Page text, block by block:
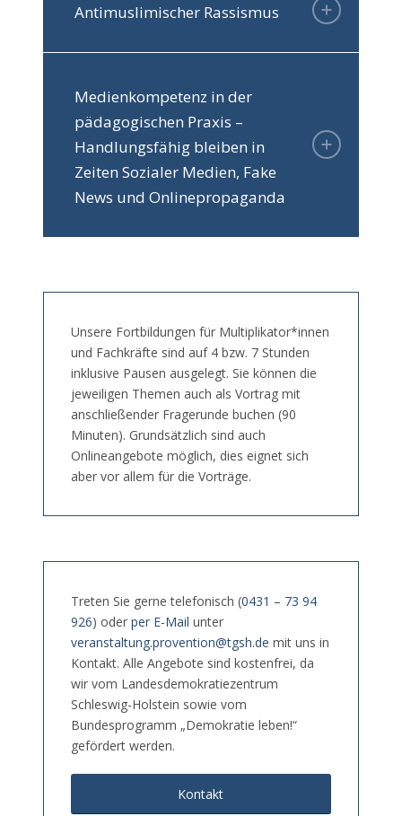
Antimuslimischer Rassismus
Medienkompetenz in der
pädagogischen Praxis –
Handlungsfähig bleiben in
Zeiten Sozialer Medien, Fake
News und Onlinepropaganda
Unsere Fortbildungen für Multiplikator*innen
und Fachkräfte sind auf 4 bzw. 7 Stunden
inklusive Pausen ausgelegt. Sie können die
jeweiligen Themen auch als Vortrag mit
anschließender Fragerunde buchen (90
Minuten). Grundsätzlich sind auch
Onlineangebote möglich, dies eignet sich
aber vor allem für die Vorträge.
Treten Sie gerne telefonisch (0431 – 73 94
926) oder per E-Mail unter
veranstaltung.provention@tgsh.de mit uns in
Kontakt. Alle Angebote sind kostenfrei, da
wir vom Landesdemokratiezentrum
Schleswig-Holstein sowie vom
Bundesprogramm „Demokratie leben!“
gefördert werden.
Kontakt